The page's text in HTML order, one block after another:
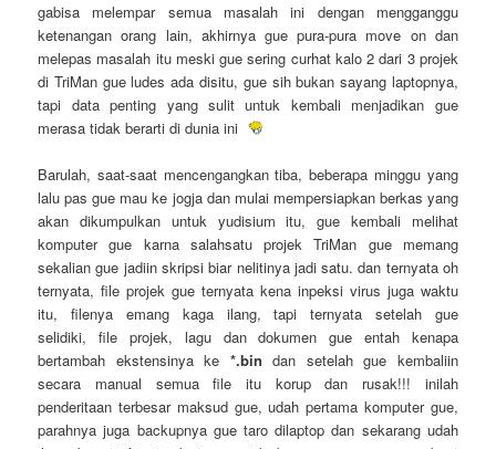
gabisa melempar semua masalah ini dengan mengganggu
ketenangan orang lain, akhirnya gue pura-pura move on dan
melepas masalah itu meski gue sering curhat kalo 2 dari 3 projek
di TriMan gue ludes ada disitu, gue sih bukan sayang laptopnya,
tapi data penting yang sulit untuk kembali menjadikan gue
merasa tidak berarti di dunia ini
Barulah, saat-saat mencengangkan tiba, beberapa minggu yang
lalu pas gue mau ke jogja dan mulai mempersiapkan berkas yang
akan dikumpulkan untuk yudisium itu, gue kembali melihat
komputer gue karna salahsatu projek TriMan gue memang
sekalian gue jadiin skripsi biar nelitinya jadi satu. dan ternyata oh
ternyata, file projek gue ternyata kena inpeksi virus juga waktu
itu, filenya emang kaga ilang, tapi ternyata setelah gue
selidiki, file projek, lagu dan dokumen gue entah kenapa
bertambah ekstensinya ke *.bindan setelah gue kembaliin
secara manual semua file itu korup dan rusak!!! inilah
penderitaan terbesar maksud gue, udah pertama komputer gue,
parahnya juga backupnya gue taro dilaptop dan sekarang udah